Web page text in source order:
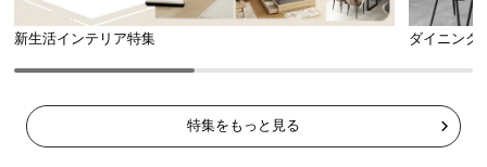
新生活インテリア特集 ダイニング
特集をもっと見る